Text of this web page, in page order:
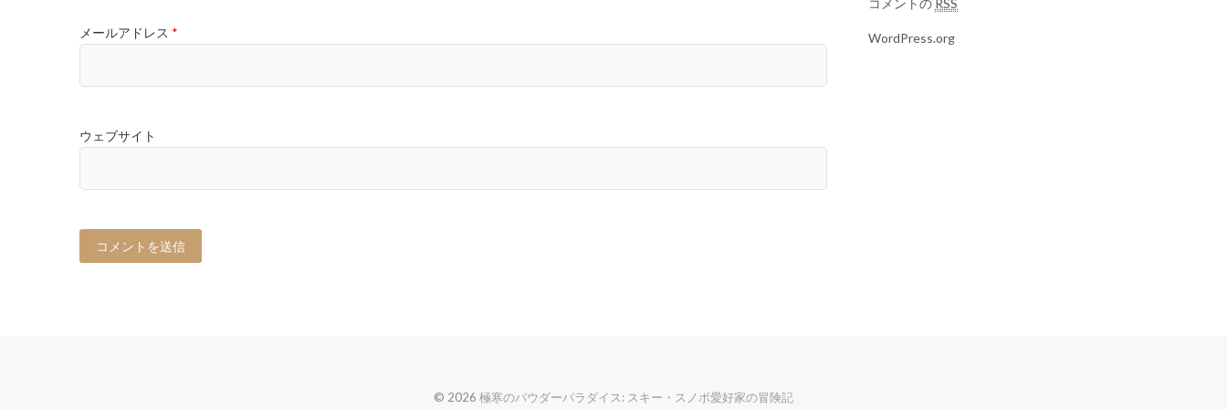
メールアドレス *
ウェブサイト
コメントの RSS
WordPress.org
© 2026 極寒のパウダーパラダイス: スキー・スノボ愛好家の冒険記